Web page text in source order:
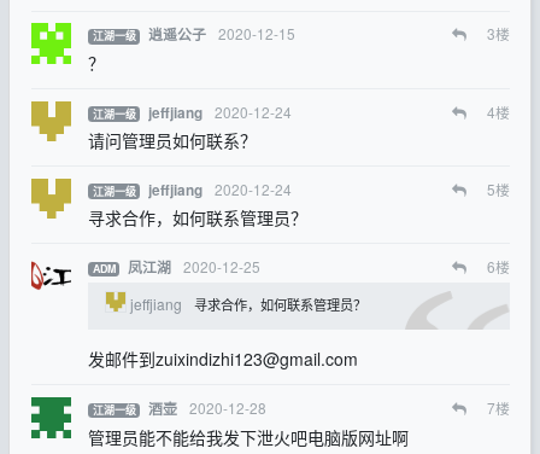
江湖一级 逍遥公子 2020-12-15 3楼
？
江湖一级 jeffjiang 2020-12-24 4楼
请问管理员如何联系？
江湖一级 jeffjiang 2020-12-24 5楼
寻求合作，如何联系管理员？
ADM 凤江湖 2020-12-25 6楼
jeffjiang
寻求合作，如何联系管理员？
发邮件到zuixindizhi123@gmail.com
江湖一级 酒壶 2020-12-28 7楼
管理员能不能给我发下泄火吧电脑版网址啊